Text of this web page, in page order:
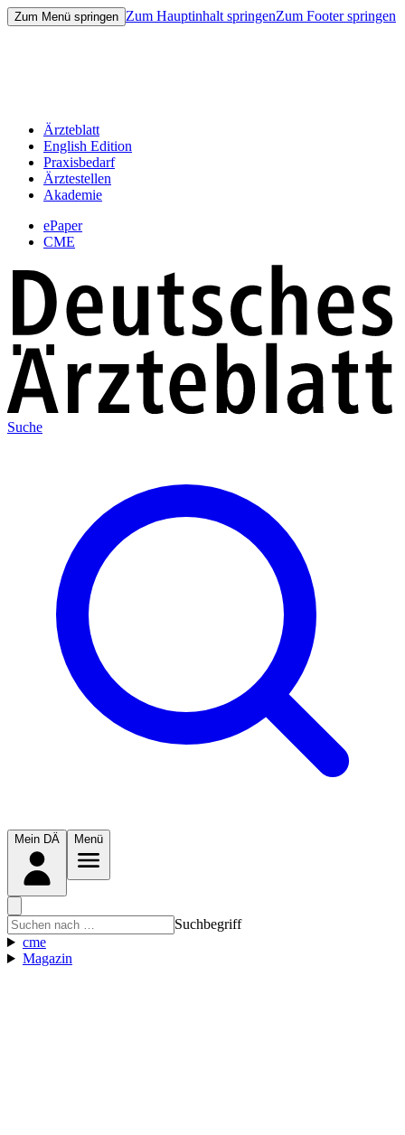
Zum Menü springen Zum Hauptinhalt springenZum Footer springen
Ärzteblatt
English Edition
Praxisbedarf
Ärztestellen
Akademie
ePaper
CME
Suche
Mein DÄ Menü
Suchbegriff
cme
Magazin